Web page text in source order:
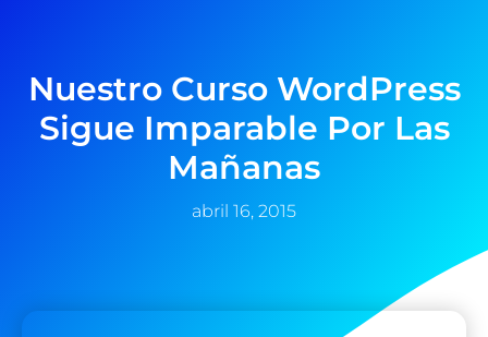
Nuestro Curso WordPress
Sigue Imparable Por Las
Mañanas
abril 16, 2015